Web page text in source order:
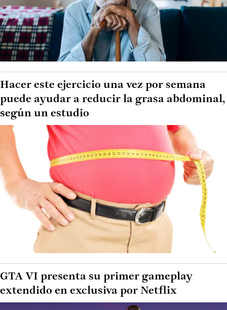
Hacer este ejercicio una vez por semana
puede ayudar a reducir la grasa abdominal,
según un estudio
GTA VI presenta su primer gameplay
extendido en exclusiva por Netflix